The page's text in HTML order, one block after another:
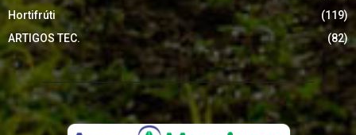
Hortifrúti
(119)
ARTIGOS TEC.
(82)